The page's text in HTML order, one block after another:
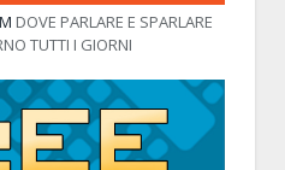
DOVE PARLARE E SPARLARE
TUTTI I GIORNI